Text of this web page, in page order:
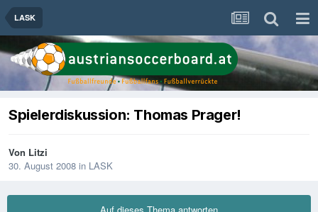
LASK
Spielerdiskussion: Thomas Prager!
Von Litzi
30. August 2008 in LASK